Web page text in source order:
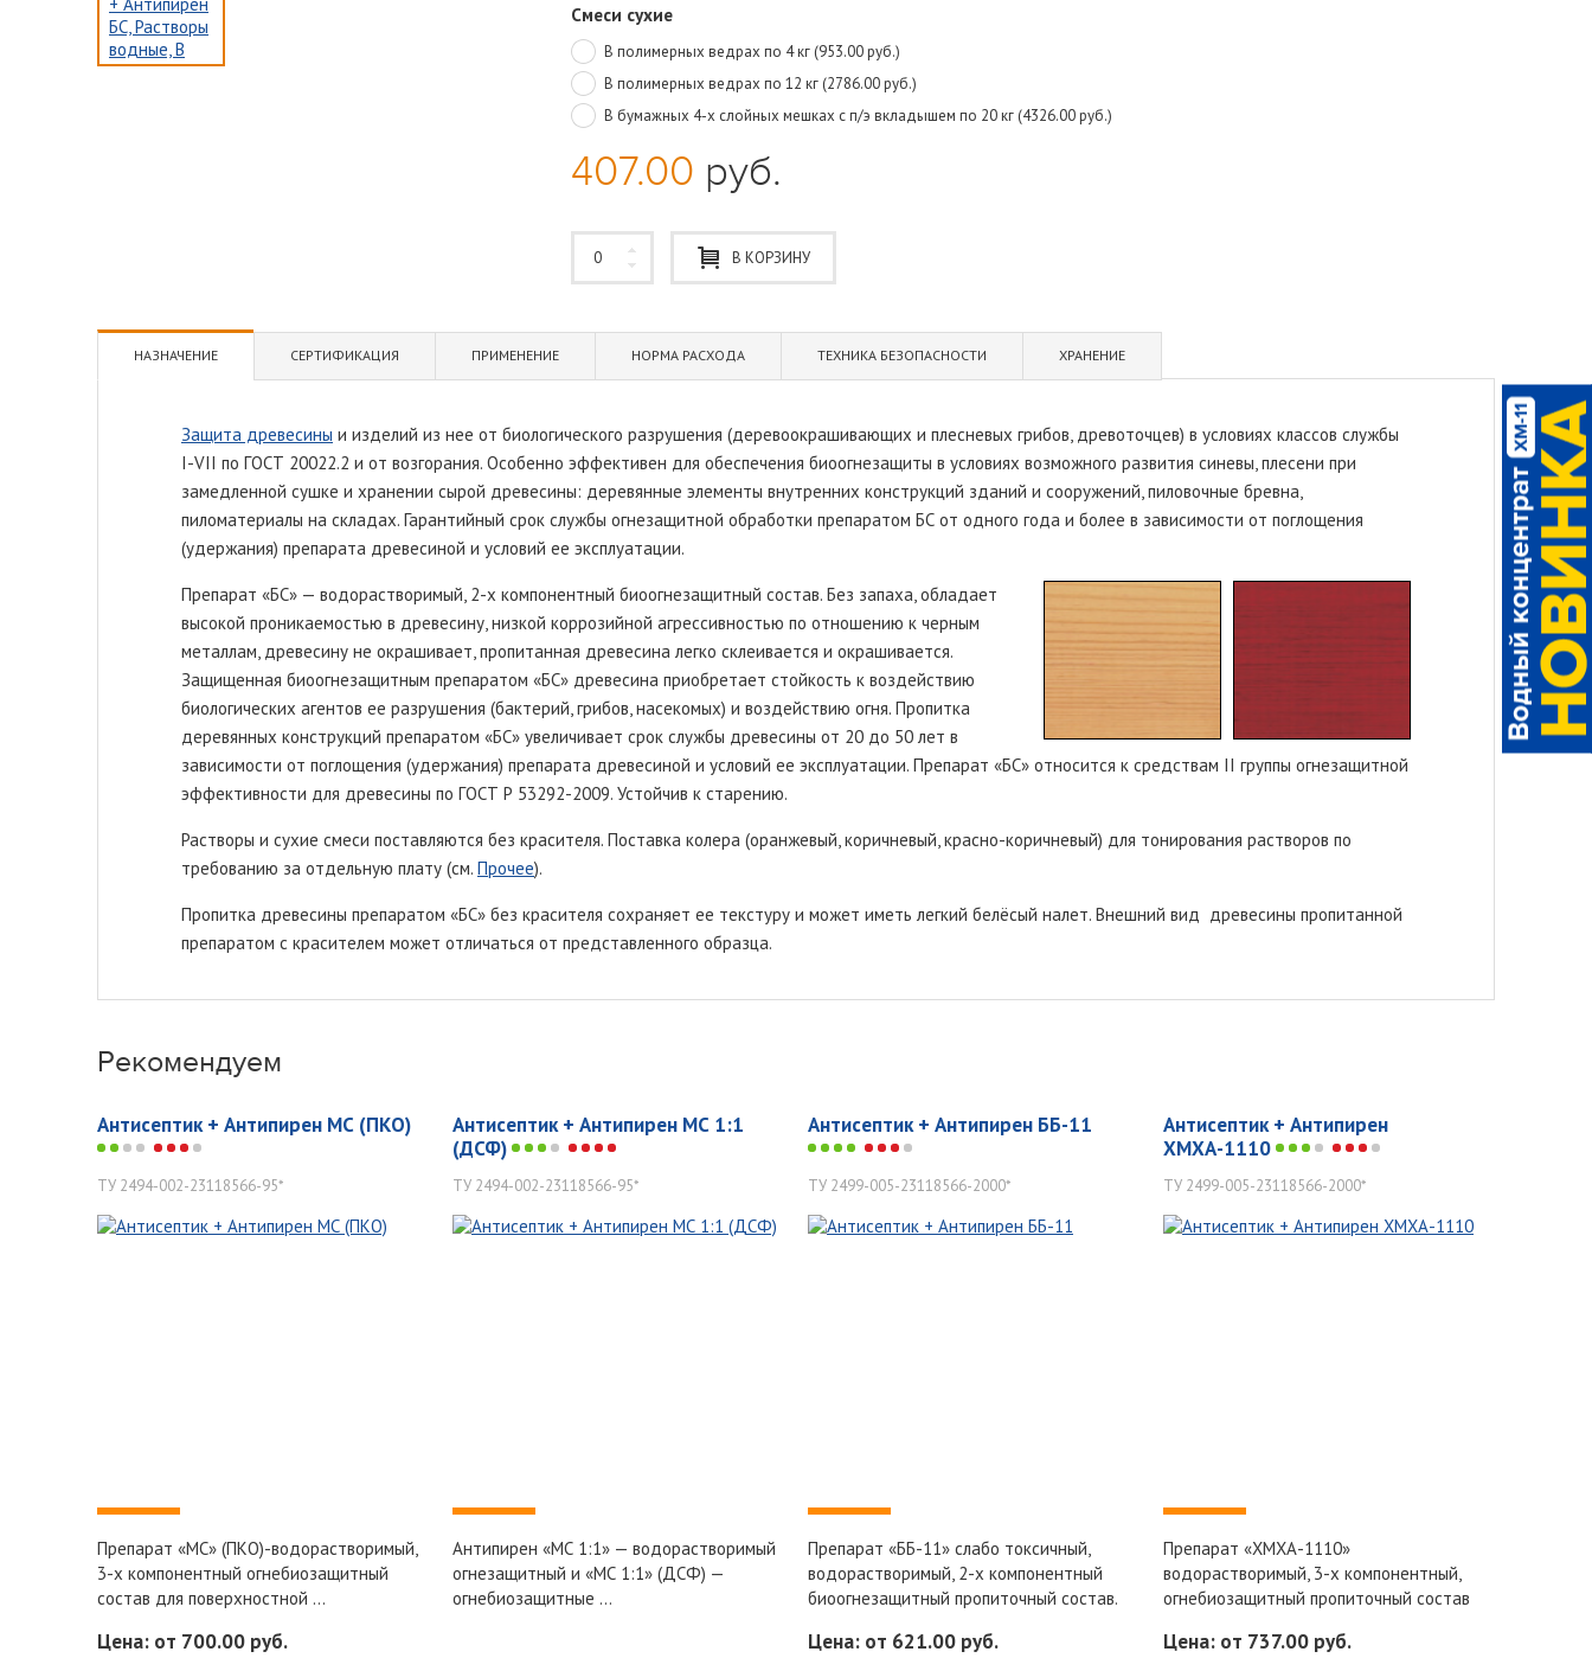
Смеси сухие
В полимерных ведрах по 4 кг (953.00 руб.)
В полимерных ведрах по 12 кг (2786.00 руб.)
В бумажных 4-х слойных мешках с п/э вкладышем по 20 кг (4326.00 руб.)
407.00 руб.
В КОРЗИНУ
НАЗНАЧЕНИЕ СЕРТИФИКАЦИЯ ПРИМЕНЕНИЕ НОРМА РАСХОДА ТЕХНИКА БЕЗОПАСНОСТИ ХРАНЕНИЕ
Защита древесины и изделий из нее от биологического разрушения (деревоокрашивающих и плесневых грибов, древоточцев) в условиях классов службы
I-VII по ГОСТ 20022.2 и от возгорания. Особенно эффективен для обеспечения биоогнезащиты в условиях возможного развития синевы, плесени при
замедленной сушке и хранении сырой древесины: деревянные элементы внутренних конструкций зданий и сооружений, пиловочные бревна,
пиломатериалы на складах. Гарантийный срок службы огнезащитной обработки препаратом БС от одного года и более в зависимости от поглощения
(удержания) препарата древесиной и условий ее эксплуатации.
Препарат «БС» — водорастворимый, 2-х компонентный биоогнезащитный состав. Без запаха, обладает
высокой проникаемостью в древесину, низкой коррозийной агрессивностью по отношению к черным
металлам, древесину не окрашивает, пропитанная древесина легко склеивается и окрашивается.
Защищенная биоогнезащитным препаратом «БС» древесина приобретает стойкость к воздействию
биологических агентов ее разрушения (бактерий, грибов, насекомых) и воздействию огня. Пропитка
деревянных конструкций препаратом «БС» увеличивает срок службы древесины от 20 до 50 лет в
зависимости от поглощения (удержания) препарата древесиной и условий ее эксплуатации. Препарат «БС» относится к средствам II группы огнезащитной
эффективности для древесины по ГОСТ Р 53292-2009. Устойчив к старению.
Растворы и сухие смеси поставляются без красителя. Поставка колера (оранжевый, коричневый, красно-коричневый) для тонирования растворов по
требованию за отдельную плату (см. Прочее).
Пропитка древесины препаратом «БС» без красителя сохраняет ее текстуру и может иметь легкий белёсый налет. Внешний вид древесины пропитанной
препаратом с красителем может отличаться от представленного образца.
Рекомендуем
Антисептик + Антипирен МС (ПКО)
ТУ 2494-002-23118566-95*
Препарат «МС» (ПКО)-водорастворимый,
3-х компонентный огнебиозащитный
состав для поверхностной ...
Цена: от 700.00 руб.
Антисептик + Антипирен МС 1:1
(ДСФ)
ТУ 2494-002-23118566-95*
Антипирен «МС 1:1» — водорастворимый
огнезащитный и «МС 1:1» (ДСФ) —
огнебиозащитные ...
Антисептик + Антипирен ББ-11
ТУ 2499-005-23118566-2000*
Препарат «ББ-11» слабо токсичный,
водорастворимый, 2-х компонентный
биоогнезащитный пропиточный состав.
Цена: от 621.00 руб.
Антисептик + Антипирен
ХМХА-1110
ТУ 2499-005-23118566-2000*
Препарат «ХМХА-1110»
водорастворимый, 3-х компонентный,
огнебиозащитный пропиточный состав
Цена: от 737.00 руб.